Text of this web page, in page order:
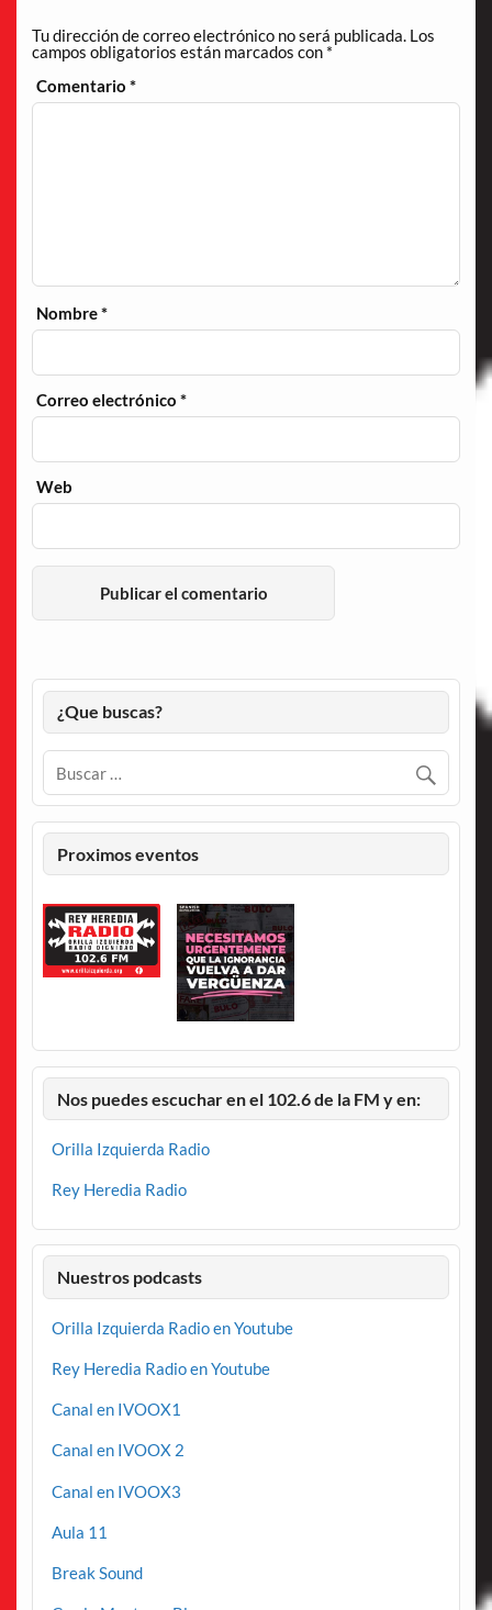
Tu dirección de correo electrónico no será publicada. Los
campos obligatorios están marcados con *
Comentario*
Nombre*
Correo electrónico*
Web
¿Que buscas?
Proximos eventos
Nos puedes escuchar en el 102.6 de la FM y en:
Orilla Izquierda Radio
Rey Heredia Radio
Nuestros podcasts
Orilla Izquierda Radio en Youtube
Rey Heredia Radio en Youtube
Canal en IVOOX1
Canal en IVOOX 2
Canal en IVOOX3
Aula 11
Break Sound